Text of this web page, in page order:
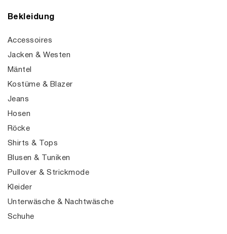
Bekleidung
Accessoires
Jacken & Westen
Mäntel
Kostüme & Blazer
Jeans
Hosen
Röcke
Shirts & Tops
Blusen & Tuniken
Pullover & Strickmode
Kleider
Unterwäsche & Nachtwäsche
Schuhe